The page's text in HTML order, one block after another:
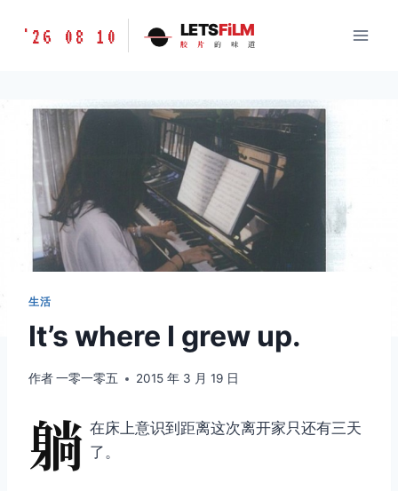
胶
LETSFILM
'26 08 10 LETSFiLM
胶 片 的 味 道
生活
It’s where I grew up.
作者一零一零五 2015 年 3 月 19 日
躺 在床上意识到距离这次离开家只还有三天
了。